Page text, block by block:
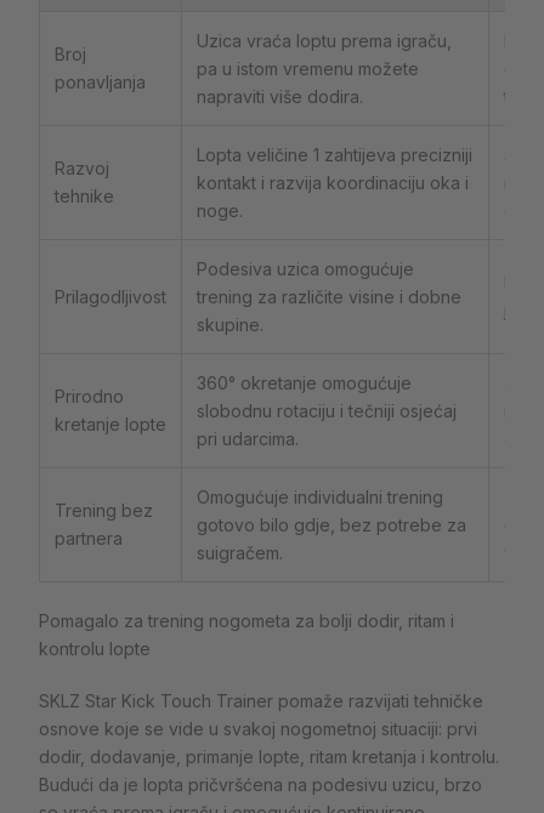
Broj
ponavljanja
Uzica vraća loptu prema igraču,
pa u istom vremenu možete
napraviti više dodira.
Razvoj
tehnike
Lopta veličine 1 zahtijeva precizniji
kontakt i razvija koordinaciju oka i
noge.
Prilagodljivost
Podesiva uzica omogućuje
trening za različite visine i dobne
skupine.
Prirodno
kretanje lopte
360° okretanje omogućuje
slobodnu rotaciju i tečniji osjećaj
pri udarcima.
Trening bez
partnera
Omogućuje individualni trening
gotovo bilo gdje, bez potrebe za
suigračem.
Pomagalo za trening nogometa za bolji dodir, ritam i
kontrolu lopte
SKLZ Star Kick Touch Trainer pomaže razvijati tehničke
osnove koje se vide u svakoj nogometnoj situaciji: prvi
dodir, dodavanje, primanje lopte, ritam kretanja i kontrolu.
Budući da je lopta pričvršćena na podesivu uzicu, brzo